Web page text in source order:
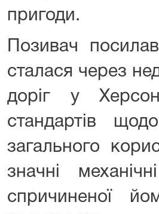
пригоди.
Позивач
сталася через
доріг у
стандартів
загального
значні
спричиненої